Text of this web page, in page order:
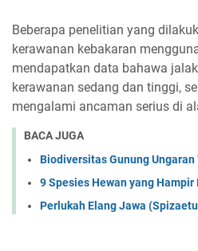
Beberapa penelitian yang
kerawanan kebakaran
mendapatkan data bahawa
kerawanan sedang dan tinggi,
mengalami ancaman serius di
BACA JUGA
Biodiversitas Gunung
9 Spesies Hewan yang
Perlukah Elang Jawa